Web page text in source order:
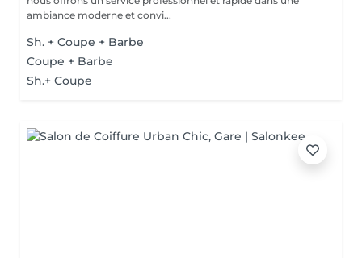
ambiance moderne et convi...
Sh. + Coupe + Barbe
Coupe + Barbe
Sh.+ Coupe